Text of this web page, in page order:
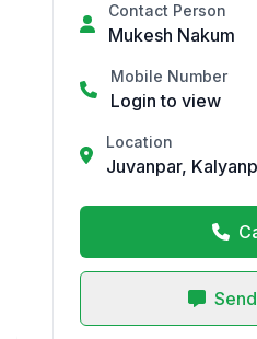
Contact Person
Mukesh Nakum
Mobile Number
Login to view
Location
Juvanpar,